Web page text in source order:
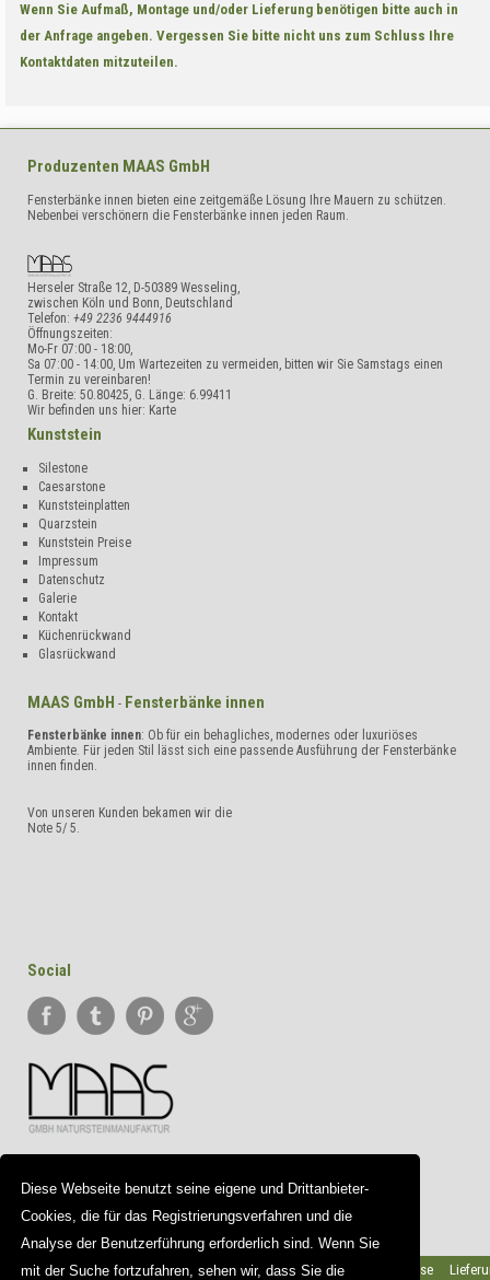
Diese Webseite benutzt seine eigene und Drittanbieter-
Cookies, die für das Registrierungsverfahren und die
Analyse der Benutzerführung erforderlich sind. Wenn Sie
mit der Suche fortzufahren, sehen wir, dass Sie die
Wenn Sie Aufmaß, Montage und/oder Lieferung benötigen bitte auch in
der Anfrage angeben. Vergessen Sie bitte nicht uns zum Schluss Ihre
Kontaktdaten mitzuteilen.
Produzenten MAAS GmbH
Fensterbänke innen bieten eine zeitgemäße Lösung Ihre Mauern zu schützen.
Nebenbei verschönern die Fensterbänke innen jeden Raum.
Herseler Straße 12, D-50389 Wesseling,
zwischen Köln und Bonn, Deutschland
Telefon: +49 2236 9444916
Öffnungszeiten:
Mo-Fr 07:00 - 18:00,
Sa 07:00 - 14:00, Um Wartezeiten zu vermeiden, bitten wir Sie Samstags einen
Termin zu vereinbaren!
G. Breite: 50.80425, G. Länge: 6.99411
Wir befinden uns hier: Karte
Kunststein
Silestone
Caesarstone
Kunststeinplatten
Quarzstein
Kunststein Preise
Impressum
Datenschutz
Galerie
Kontakt
Küchenrückwand
Glasrückwand
MAAS GmbH - Fensterbänke innen
Fensterbänke innen: Ob für ein behagliches, modernes oder luxuriöses
Ambiente. Für jeden Stil lässt sich eine passende Ausführung der Fensterbänke
innen finden.
Von unseren Kunden bekamen wir die
Note 5/ 5.
Social
Wichtige Hinweise
Galerie
Team
Partner